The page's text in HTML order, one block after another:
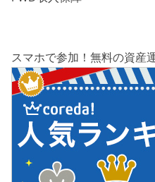
スマホで参加！無料の資産